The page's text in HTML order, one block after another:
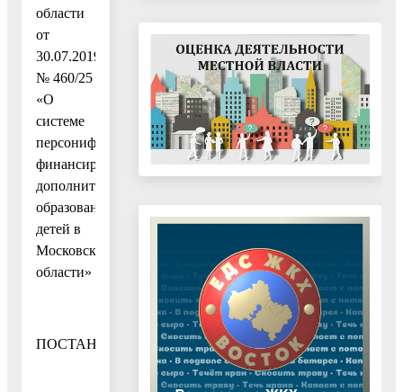
области
от
30.07.2019
№ 460/25
«О
системе
персонифицированного
финансирования
дополнительного
образования
детей в
Московской
области»
ПОСТАНОВЛЯЮ: